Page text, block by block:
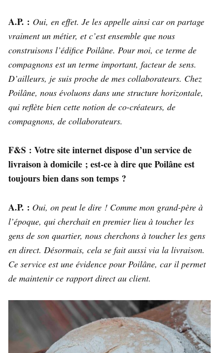
A.P. : Oui, en effet. Je les appelle ainsi car on partage
vraiment un métier, et c’est ensemble que nous
construisons l’édifice Poilâne. Pour moi, ce terme de
compagnons est un terme important, facteur de sens.
D’ailleurs, je suis proche de mes collaborateurs. Chez
Poilâne, nous évoluons dans une structure horizontale,
qui reflète bien cette notion de co-créateurs, de
compagnons, de collaborateurs.
F&S : Votre site internet dispose d’un service de
livraison à domicile ; est-ce à dire que Poilâne est
toujours bien dans son temps ?
A.P. : Oui, on peut le dire ! Comme mon grand-père à
l’époque, qui cherchait en premier lieu à toucher les
gens de son quartier, nous cherchons à toucher les gens
en direct. Désormais, cela se fait aussi via la livraison.
Ce service est une évidence pour Poilâne, car il permet
de maintenir ce rapport direct au client.